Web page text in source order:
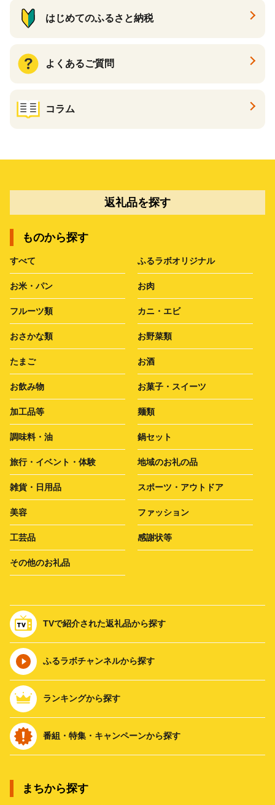
はじめてのふるさと納税
よくあるご質問
コラム
返礼品を探す
ものから探す
すべて ふるラボオリジナル
お米・パン お肉
フルーツ類 カニ・エビ
おさかな類 お野菜類
たまご お酒
お飲み物 お菓子・スイーツ
加工品等 麺類
調味料・油 鍋セット
旅行・イベント・体験 地域のお礼の品
雑貨・日用品 スポーツ・アウトドア
美容 ファッション
工芸品 感謝状等
その他のお礼品
TVで紹介された返礼品から探す
ふるラボチャンネルから探す
ランキングから探す
番組・特集・キャンペーンから探す
まちから探す